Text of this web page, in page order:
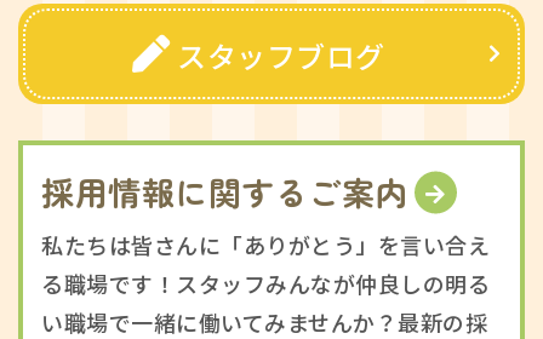
スタッフブログ
採用情報に関するご案内
私たちは皆さんに「ありがとう」を言い合え
る職場です！スタッフみんなが仲良しの明る
い職場で一緒に働いてみませんか？最新の採